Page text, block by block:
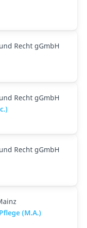
Recht gGmbH
Recht gGmbH
Recht gGmbH
(M.A.)